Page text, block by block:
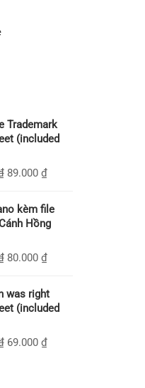
Trademark
(included
89.000 ₫
kèm file
Hồng
80.000 ₫
was right
(included
69.000 ₫